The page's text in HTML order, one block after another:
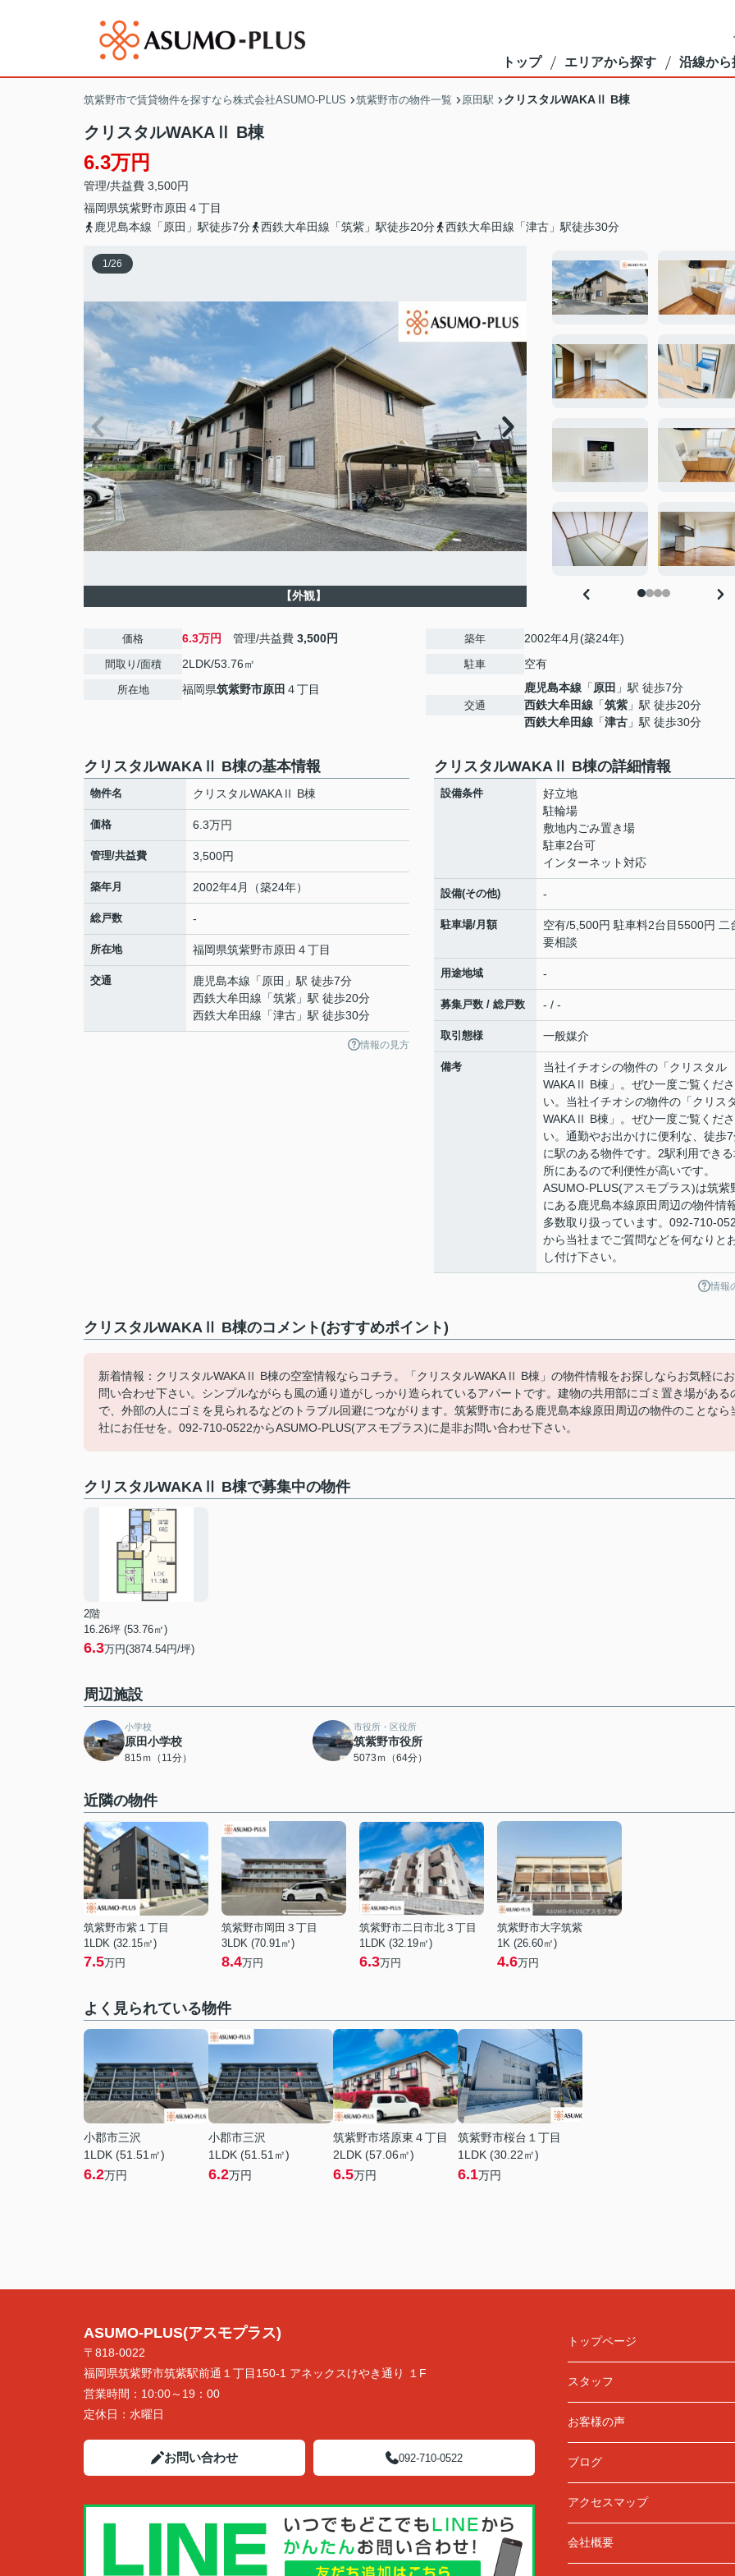
トップ エリアから探す 沿線から
筑紫野市で賃貸物件を探すなら株式会社ASUMO-PLUS 筑紫野市の物件一覧 原田駅 クリスタルWAKAⅡ B棟
クリスタルWAKAⅡ B棟
6.3万円
管理/共益費 3,500円
福岡県筑紫野市原田 ４丁目
鹿児島本線「原田」駅徒歩7分
西鉄大牟田線「筑紫」駅徒歩20分 西鉄大牟田線「津古」駅徒歩30分
1/26
【外観】
価格 6.3万円 管理/共益費 3,500円
間取り/面積 2LDK/53.76㎡
所在地 福岡県筑紫野市原田 ４丁目
築年 2002年4月(築24年)
駐車 空有
交通
鹿児島本線 「原田 」駅 徒歩7分
西鉄大牟田線 「筑紫」駅 徒歩20分
西鉄大牟田線 「津古 」駅 徒歩30分
クリスタルWAKAⅡ B棟の基本情報
物件名 クリスタルWAKAⅡ B棟
価格 6.3万円
管理/共益費 3,500円
築年月 2002年4月（築24年）
総戸数 -
所在地 福岡県筑紫野市原田 ４丁目
交通 鹿児島本線 「 原田 」駅 徒歩7分
西鉄大牟田線 「筑紫 」駅 徒歩20分
西鉄大牟田線 「津古 」駅 徒歩30分
情報の見方
クリスタルWAKAⅡ B棟の詳細情報
設備条件
好立地
駐輪場
敷地内ごみ置き場
駐車2台可
インターネット対応
設備(その他) -
駐車場/月額
空有/5,500円 駐車料2台目5500円 二
要相談
用途地域 -
募集戸数 / 総戸数 - / -
取引態様 一般媒介
備考
当社イチオシの物件の「クリスタル
WAKAⅡ B棟」。ぜひ一度ご覧くださ
い。当社イチオシの物件の「クリス
WAKAⅡ B棟」。ぜひ一度ご覧くださ
い。通勤やお出かけに便利な、徒歩
に駅のある物件です。2駅利用でき
所にあるので利便性が高いです。
ASUMO-PLUS(アスモプラス)は筑紫
にある鹿児島本線原田周辺の物件情
多数取り扱っています。092-710-
から当社までご質問などを何なりと
し付け下さい。
情報
クリスタルWAKAⅡ B棟のコメント(おすすめポイント)
新着情報：クリスタルWAKAⅡ B棟の空室情報ならコチラ。「クリスタルWAKAⅡ B棟」の物件情報をお探しならお気軽にお
問い合わせ下さい。シンプルながらも風の通り道がしっかり造られているアパートです。建物の共用部にゴミ置き場がある
で、外部の人にゴミを見られるなどのトラブル回避につながります。筑紫野市にある鹿児島本線原田周辺の物件のことなら
社にお任せを。092-710-0522からASUMO-PLUS(アスモプラス)に是非お問い合わせ下さい。
クリスタルWAKAⅡ B棟で募集中の物件
2階
16.26坪 (53.76㎡)
6.3万円(3874.54円/坪)
周辺施設
小学校
原田小学校
815ｍ（11分）
市役所・区役所
筑紫野市役所
5073ｍ（64分）
近隣の物件
筑紫野市紫１丁目
1LDK (32.15㎡)
7.5万円
筑紫野市岡田３丁目
3LDK (70.91㎡)
8.4万円
筑紫野市二日市北３丁目
1LDK (32.19㎡)
6.3万円
筑紫野市大字筑紫
1K (26.60㎡)
4.6万円
よく見られている物件
小郡市三沢
1LDK (51.51㎡)
6.2万円
小郡市三沢
1LDK (51.51㎡)
6.2万円
筑紫野市塔原東４丁目
2LDK (57.06㎡)
6.5万円
筑紫野市桜台１丁目
1LDK (30.22㎡)
6.1万円
ASUMO-PLUS(アスモプラス)
〒818-0022
福岡県筑紫野市筑紫駅前通１丁目150-1 アネックスけやき通り １F
営業時間： 10:00～19：00
定休日： 水曜日
お問い合わせ 092-710-0522
トップページ
スタッフ
お客様の声
ブログ
アクセスマップ
会社概要